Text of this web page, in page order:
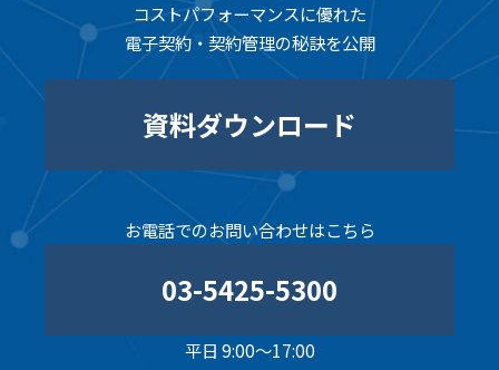
コストパフォーマンスに優れた
電子契約・契約管理の秘訣を公開
資料ダウンロード
お電話でのお問い合わせはこちら
03-5425-5300
平日 9:00～17:00